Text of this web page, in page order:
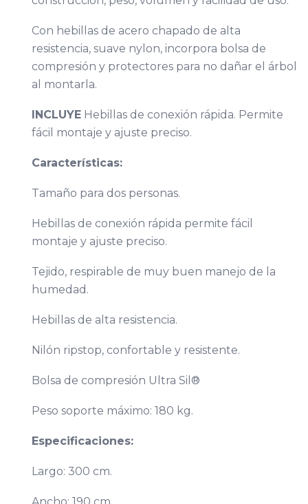
Con hebillas de acero chapado de alta
resistencia, suave nylon, incorpora bolsa de
compresión y protectores para no dañar el árbol
al montarla.
INCLUYEHebillas de conexión rápida. Permite
fácil montaje y ajuste preciso.
Características:
Tamaño para dos personas.
Hebillas de conexión rápida permite fácil
montaje y ajuste preciso.
Tejido, respirable de muy buen manejo de la
humedad.
Hebillas de alta resistencia.
Nilón ripstop, confortable y resistente.
Bolsa de compresión Ultra Sil®
Peso soporte máximo: 180 kg.
Especificaciones:
Largo: 300 cm.